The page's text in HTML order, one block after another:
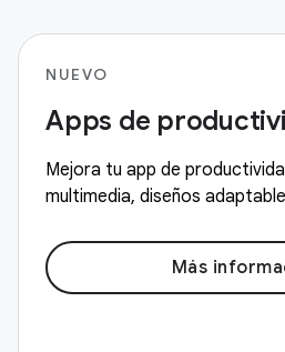
NUEVO
Apps de
Mejora tu app de
multimedia, diseños
Más